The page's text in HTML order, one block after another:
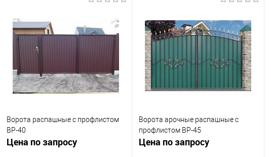
Запросить цену
Купить в 1 клик
К сравнению
В избранное
Запросить цену
Купить в 1 клик
К сравнению
В избранное
Под заказ
Ворота распашные с профлистом
ВР-40
Цена по запросу
Ворота арочные распашные с
профлистом ВР-45
Цена по запросу